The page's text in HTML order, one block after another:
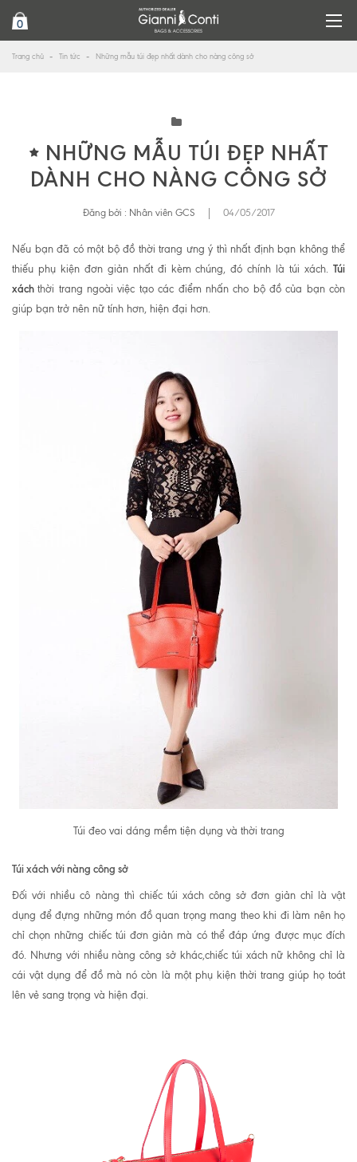
0
Trang chủ Tin tức Những mẫu túi đẹp nhất dành cho nàng công sở
NHỮNG MẪU TÚI ĐẸP NHẤT
DÀNH CHO NÀNG CÔNG SỞ
Đăng bởi : Nhân viên GCS 04/05/2017
Nếu bạn đã có một bộ đồ thời trang ưng ý thì nhất định bạn không thể
thiếu phụ kiện đơn giản nhất đi kèm chúng, đó chính là túi xách. Túi
xáchthời trang ngoài việc tạo các điểm nhấn cho bộ đồ của bạn còn
giúp bạn trở nên nữ tính hơn, hiện đại hơn.
Túi đeo vai dáng mềm tiện dụng và thời trang
Túi xách với nàng công sở
Đối với nhiều cô nàng thì chiếc túi xách công sở đơn giản chỉ là vật
dụng để đựng những món đồ quan trọng mang theo khi đi làm nên họ
chỉ chọn những chiếc túi đơn giản mà có thể đáp ứng được mục đích
đó. Nhưng với nhiều nàng công sở khác,chiếc túi xách nữ không chỉ là
cái vật dụng để đồ mà nó còn là một phụ kiện thời trang giúp họ toát
lên vẻ sang trọng và hiện đại.